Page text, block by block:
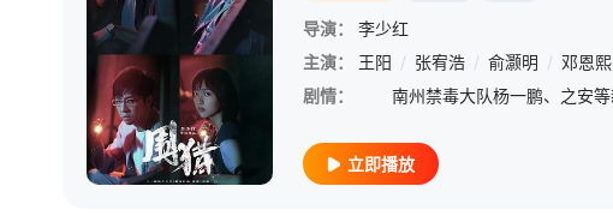
导演：
李少红
主演：
王阳 / 张宥浩 / 俞灏明 / 邓恩熙
剧情：
立即播放